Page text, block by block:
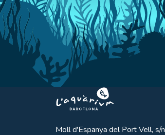
Aquarium BCN
Moll d'Espanya del Port Vell, s/n